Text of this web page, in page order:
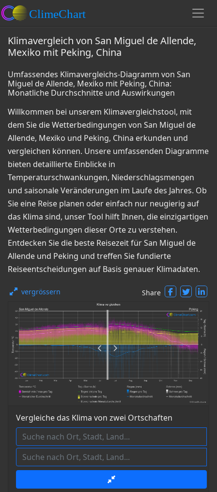
Klimavergleich von San Miguel de Allende,
Mexiko mit Peking, China
Umfassendes Klimavergleichs-Diagramm von San
Miguel de Allende, Mexiko mit Peking, China:
Monatliche Durchschnitte und Auswirkungen
Willkommen bei unserem Klimavergleichstool, mit
dem Sie die Wetterbedingungen von San Miguel de
Allende, Mexiko und Peking, China erkunden und
vergleichen können. Unsere umfassenden Diagramme
bieten detaillierte Einblicke in
Temperaturschwankungen, Niederschlagsmengen
und saisonale Veränderungen im Laufe des Jahres. Ob
Sie eine Reise planen oder einfach nur neugierig auf
das Klima sind, unser Tool hilft Ihnen, die einzigartigen
Wetterbedingungen dieser Orte zu verstehen.
Entdecken Sie die beste Reisezeit für San Miguel de
Allende und Peking und treffen Sie fundierte
Reiseentscheidungen auf Basis genauer Klimadaten.
vergrössern Share
Vergleiche das Klima von zwei Ortschaften